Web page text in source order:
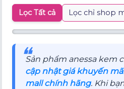
Lọc Tất cả Lọc chỉ shop
❝
Sản phẩm anessa kem
cập nhật giá khuyến
mall chính hãng. Khi